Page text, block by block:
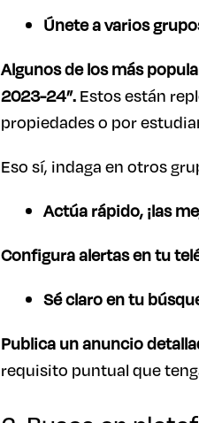
Únete a varios
Algunos de los más
2023-24”.Estos están
propiedades o por
Eso sí, indaga en otros
Actúa rápido, ¡las
Configura alertas en tu
Sé claro en tu
Publica un anuncio
requisito puntual que